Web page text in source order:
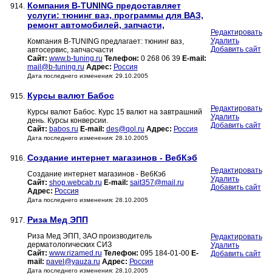
914. Компания B-TUNING предоставляет
услуги: тюнинг ваз, программы для ВАЗ,
ремонт автомобилей, запчасти,
Компания B-TUNING предлагает: тюнинг ваз,
автосервис, запчасчасти
Сайт: www.b-tuning.ru Телефон: 0 268 06 39 E-mail:
mail@b-tuning.ru Адрес: Россия
Дата последнего изменения: 29.10.2005
Редактировать
Удалить
Добавить сайт
915. Курсы валют Бабос
Курсы валют Бабос. Курс 15 валют на завтрашний
день. Курсы конверсии.
Сайт: babos.ru E-mail: des@qol.ru Адрес: Россия
Дата последнего изменения: 28.10.2005
Редактировать
Удалить
Добавить сайт
916. Cоздание интернет магазинов - ВебКэб
Cоздание интернет магазинов - ВебКэб
Сайт: shop.webcab.ru E-mail: sait357@mail.ru
Адрес: Россия
Дата последнего изменения: 28.10.2005
Редактировать
Удалить
Добавить сайт
917. Риза Мед ЭПП
Риза Мед ЭПП, ЗАО производитель
дерматологических СИЗ
Сайт: www.rizamed.ru Телефон: 095 184-01-00 E-
mail: pavel@yauza.ru Адрес: Россия
Дата последнего изменения: 28.10.2005
Редактировать
Удалить
Добавить сайт